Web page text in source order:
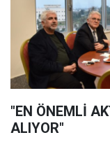
"EN ÖNEMLİ
ALIYOR"